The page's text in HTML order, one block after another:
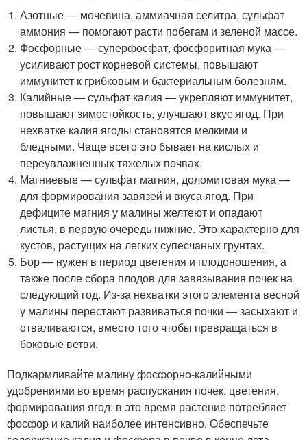
Азотные — мочевина, аммиачная селитра, сульфат
аммония — помогают расти побегам и зеленой массе.
Фосфорные — суперфосфат, фосфоритная мука —
усиливают рост корневой системы, повышают
иммунитет к грибковым и бактериальным болезням.
Калийные — сульфат калия — укрепляют иммунитет,
повышают зимостойкость, улучшают вкус ягод. При
нехватке калия ягоды становятся мелкими и
бледными. Чаще всего это бывает на кислых и
переувлажненных тяжелых почвах.
Магниевые — сульфат магния, доломитовая мука —
для формирования завязей и вкуса ягод. При
дефиците магния у малины желтеют и опадают
листья, в первую очередь нижние. Это характерно для
кустов, растущих на легких супесчаных грунтах.
Бор — нужен в период цветения и плодоношения, а
также после сбора плодов для завязывания почек на
следующий год. Из-за нехватки этого элемента весной
у малины перестают развиваться почки — засыхают и
отваливаются, вместо того чтобы превращаться в
боковые ветви.
Подкармливайте малину фосфорно-калийными
удобрениями во время распускания почек, цветения,
формирования ягод: в это время растение потребляет
фосфор и калий наиболее интенсивно. Обеспечьте